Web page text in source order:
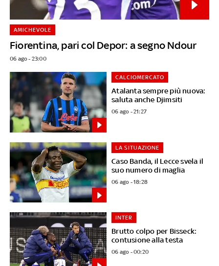
Fiorentina, pari col Depor: a segno Ndour
AMICHEVOLE
06 ago - 23:00
Atalanta sempre più nuova:
saluta anche Djimsiti
CALCIOMERCATO
06 ago - 21:27
Caso Banda, il Lecce svela il
suo numero di maglia
LA SITUAZIONE
06 ago - 18:28
Brutto colpo per Bisseck:
contusione alla testa
INTER
06 ago - 00:20